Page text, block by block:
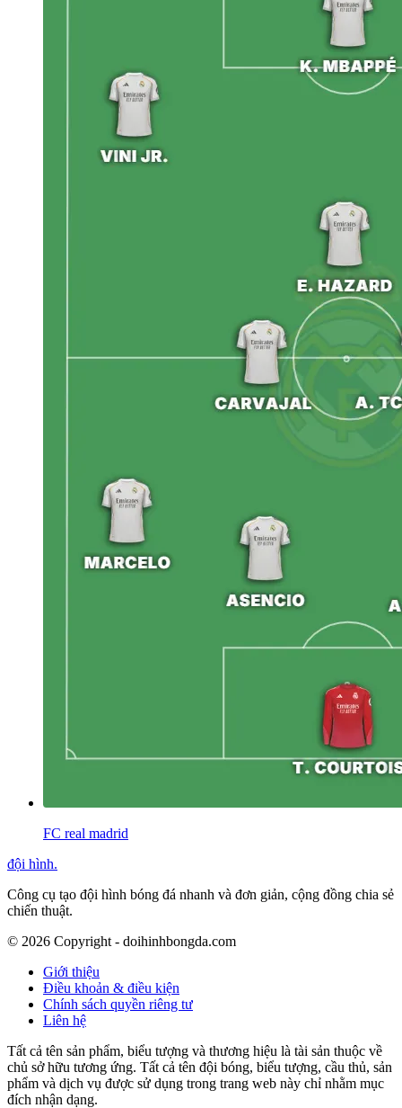
FC real madrid
đội hình.
Công cụ tạo đội hình bóng đá nhanh và đơn giản, cộng đồng chia sẻ
chiến thuật.
© 2026 Copyright - doihinhbongda.com
Giới thiệu
Điều khoản & điều kiện
Chính sách quyền riêng tư
Liên hệ
Tất cả tên sản phẩm, biểu tượng và thương hiệu là tài sản thuộc về
chủ sở hữu tương ứng. Tất cả tên đội bóng, biểu tượng, cầu thủ, sản
phẩm và dịch vụ được sử dụng trong trang web này chỉ nhằm mục
đích nhận dạng.